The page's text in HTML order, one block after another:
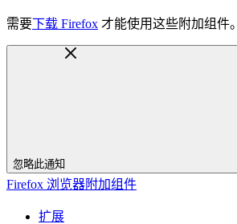
需要下载 Firefox 才能使用这些附加组件。
忽略此通知
Firefox 浏览器附加组件
扩展